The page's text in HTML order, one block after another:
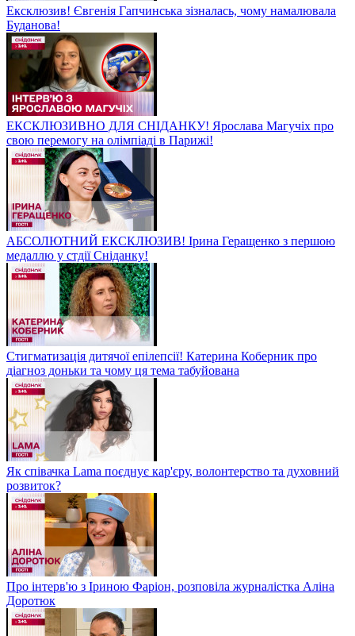
Ексклюзив! Євгенія Гапчинська зізналась, чому намалювала
Буданова!
ЕКСКЛЮЗИВНО ДЛЯ СНІДАНКУ! Ярослава Магучіх про
свою перемогу на олімпіаді в Парижі!
АБСОЛЮТНИЙ ЕКСКЛЮЗИВ! Ірина Геращенко з першою
медаллю у стдії Сніданку!
Стигматизація дитячої епілепсії! Катерина Коберник про
діагноз доньки та чому ця тема табуйована
Як співачка Lama поєднує кар'єру, волонтерство та духовний
розвиток?
Про інтерв'ю з Іриною Фаріон, розповіла журналістка Аліна
Доротюк